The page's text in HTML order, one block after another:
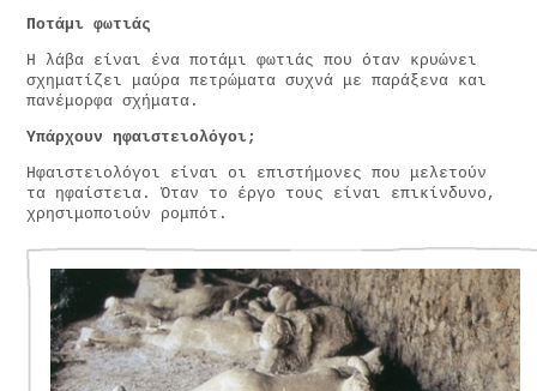
Ποτάμι φωτιάς
Η λάβα είναι ένα ποτάμι φωτιάς που όταν κρυώνει
σχηματίζει μαύρα πετρώματα συχνά με παράξενα και
πανέμορφα σχήματα.
Υπάρχουν ηφαιστειολόγοι;
Ηφαιστειολόγοι είναι οι επιστήμονες που μελετούν
τα ηφαίστεια. Όταν το έργο τους είναι επικίνδυνο,
χρησιμοποιούν ρομπότ.